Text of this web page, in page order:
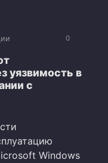
0
уязвимость в
с
Windows